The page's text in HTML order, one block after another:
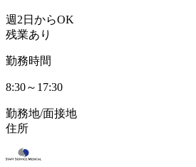
週2日からOK
残業あり
勤務時間
8:30～17:30
勤務地/面接地
住所